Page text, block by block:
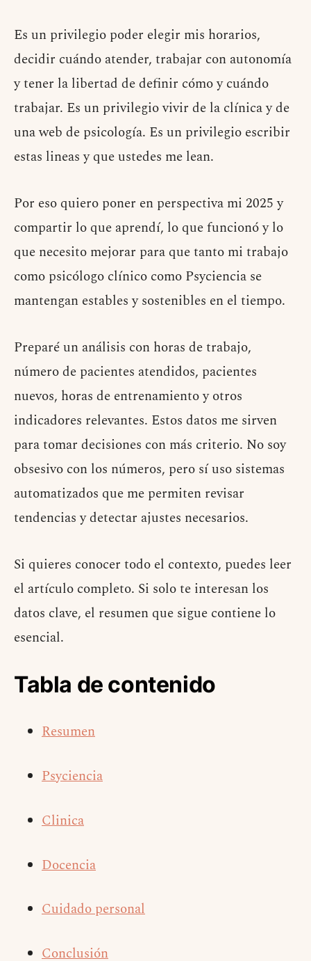
Es un privilegio poder elegir mis horarios,
decidir cuándo atender, trabajar con autonomía
y tener la libertad de definir cómo y cuándo
trabajar. Es un privilegio vivir de la clínica y de
una web de psicología. Es un privilegio escribir
estas lineas y que ustedes me lean.
Por eso quiero poner en perspectiva mi 2025 y
compartir lo que aprendí, lo que funcionó y lo
que necesito mejorar para que tanto mi trabajo
como psicólogo clínico como Psyciencia se
mantengan estables y sostenibles en el tiempo.
Preparé un análisis con horas de trabajo,
número de pacientes atendidos, pacientes
nuevos, horas de entrenamiento y otros
indicadores relevantes. Estos datos me sirven
para tomar decisiones con más criterio. No soy
obsesivo con los números, pero sí uso sistemas
automatizados que me permiten revisar
tendencias y detectar ajustes necesarios.
Si quieres conocer todo el contexto, puedes leer
el artículo completo. Si solo te interesan los
datos clave, el resumen que sigue contiene lo
esencial.
Tabla de contenido
Resumen
Psyciencia
Clinica
Docencia
Cuidado personal
Conclusión